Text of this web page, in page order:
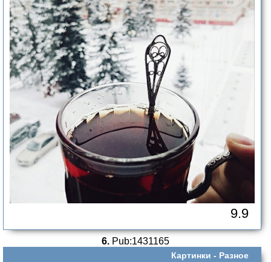
9.9
6. Pub:1431165
Картинки - Разное